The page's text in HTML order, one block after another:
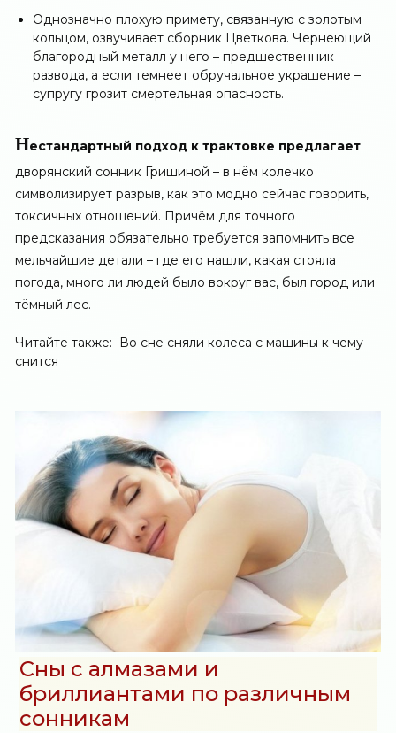
Однозначно плохую примету, связанную с золотым
кольцом, озвучивает сборник Цветкова. Чернеющий
благородный металл у него – предшественник
развода, а если темнеет обручальное украшение –
супругу грозит смертельная опасность.
Нестандартный подход к трактовке предлагает
дворянский сонник Гришиной – в нём колечко
символизирует разрыв, как это модно сейчас говорить,
токсичных отношений. Причём для точного
предсказания обязательно требуется запомнить все
мельчайшие детали – где его нашли, какая стояла
погода, много ли людей было вокруг вас, был город или
тёмный лес.
Читайте также:
Во сне сняли колеса с машины к чему
снится
Сны с алмазами и
бриллиантами по различным
сонникам